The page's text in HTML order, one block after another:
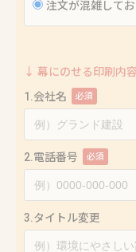
注文が混雑して
↓ 幕にのせる印刷内
1.会社名
必須
2.電話番号 必須
3.タイトル変更